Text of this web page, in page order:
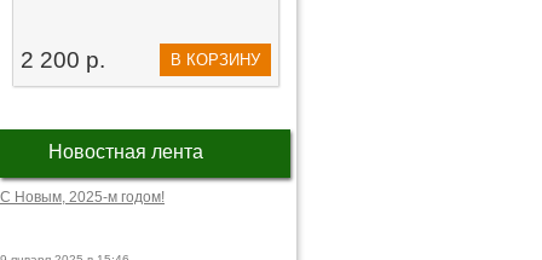
2 200 р. В КОРЗИНУ
Новостная лента
С Новым, 2025-м годом!